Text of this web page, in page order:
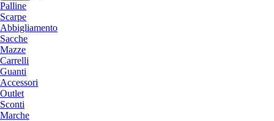
Palline
Scarpe
Abbigliamento
Sacche
Mazze
Carrelli
Guanti
Accessori
Outlet
Sconti
Marche